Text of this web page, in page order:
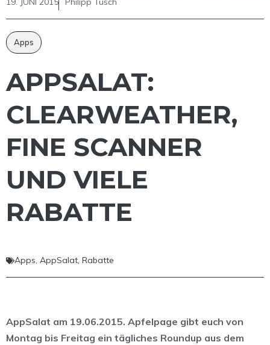
Apps
APPSALAT:
CLEARWEATHER,
FINE SCANNER
UND VIELE
RABATTE
Apps, AppSalat, Rabatte
AppSalat am 19.06.2015. Apfelpage gibt euch von
Montag bis Freitag ein tägliches Roundup aus dem